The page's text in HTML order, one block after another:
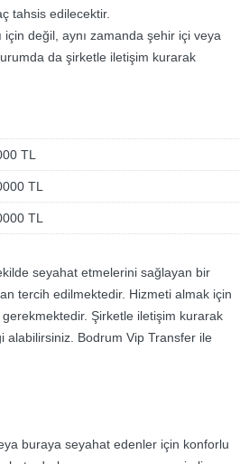
tahsis edilecektir.
değil, aynı zamanda şehir içi veya
da şirketle iletişim kurarak
TL
TL
TL
seyahat etmelerini sağlayan bir
tercih edilmektedir. Hizmeti almak için
Şirketle iletişim kurarak
alabilirsiniz. Bodrum Vip Transfer ile
buraya seyahat edenler için konforlu